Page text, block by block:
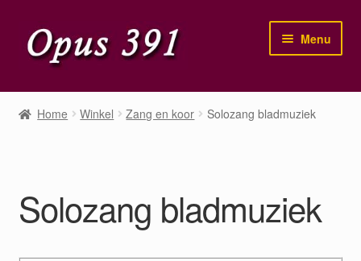
Ga
door
navigatie
Ga
naar
inhoud
Menu
Home
Home Winkel Zang en koor Solozang bladmuziek
Solozang bladmuziek